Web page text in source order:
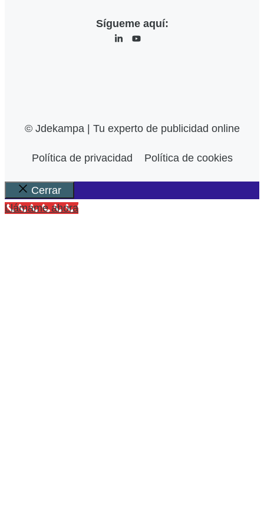
Sígueme aquí:
© Jdekampa | Tu experto de publicidad online
Política de privacidad Política de cookies
Cerrar
Llámame ahora